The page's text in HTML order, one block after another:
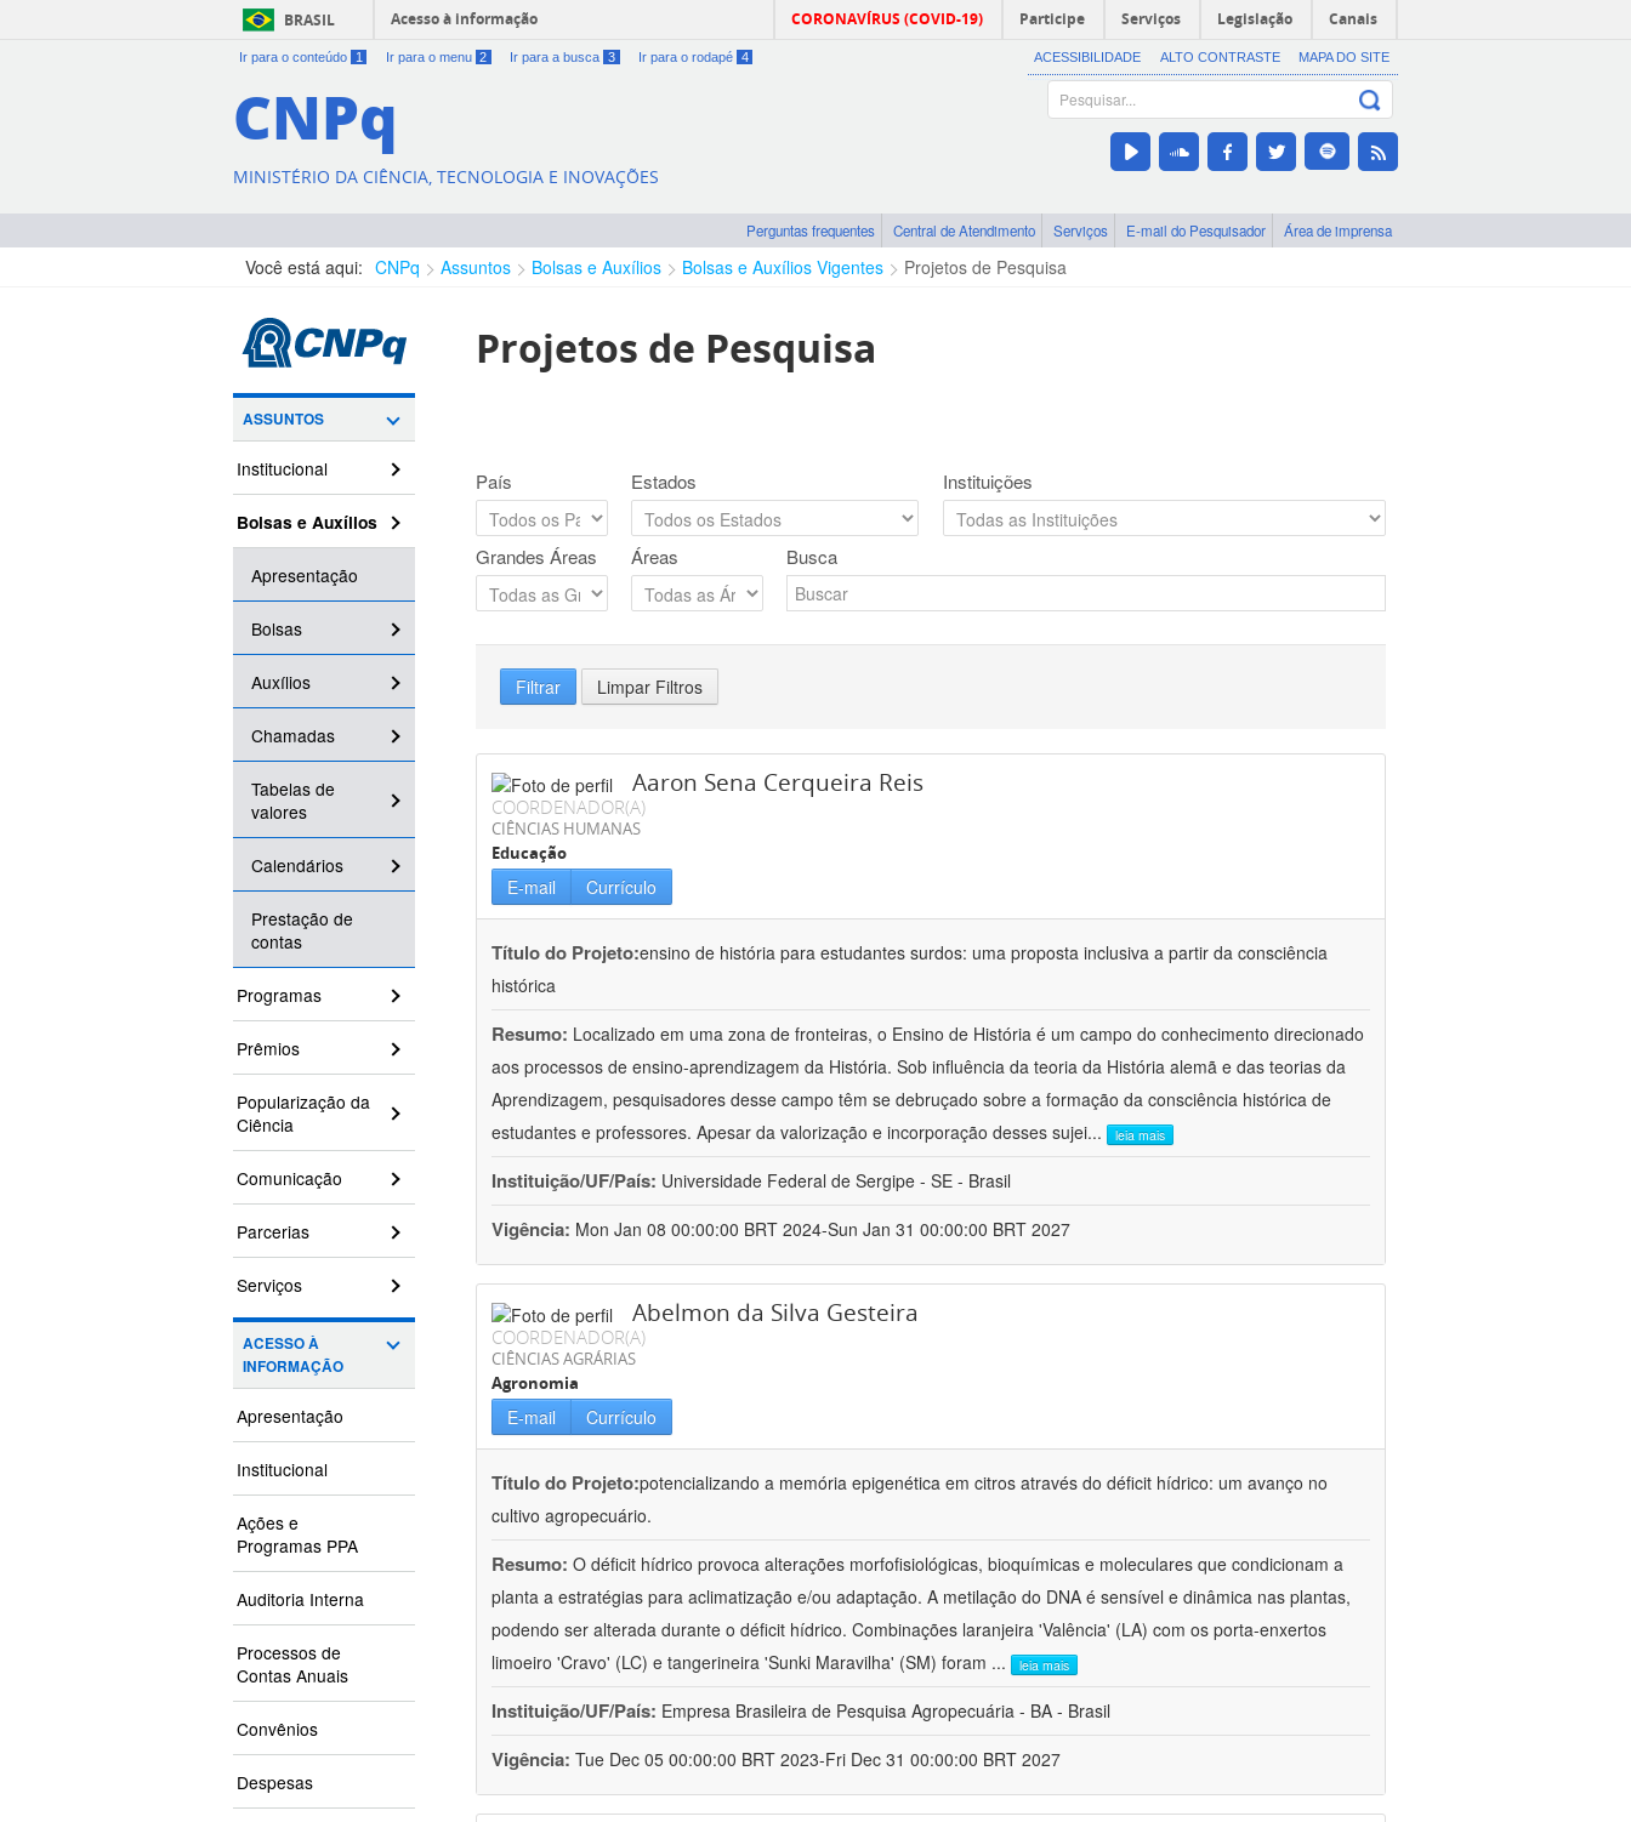
BRASIL Acesso à informação CORONAVÍRUS (COVID-19) Participe Serviços Legislação Canais
Ir para o conteúdo 1 Ir para o menu 2 Ir para a busca 3 Ir para o rodapé 4 ACESSIBILIDADE ALTO CONTRASTE MAPA DO SITE
CNPq
MINISTÉRIO DA CIÊNCIA, TECNOLOGIA E INOVAÇÕES
Perguntas frequentes Central de Atendimento Serviços E-mail do Pesquisador Área de imprensa
Você está aqui: CNPq Assuntos Bolsas e Auxílios Bolsas e Auxílios Vigentes Projetos de Pesquisa
ASSUNTOS
Institucional
Bolsas e Auxílios
Apresentação
Bolsas
Auxílios
Chamadas
Tabelas de
valores
Calendários
Prestação de
contas
Programas
Prêmios
Popularização da
Ciência
Comunicação
Parcerias
Serviços
ACESSO À
INFORMAÇÃO
Apresentação
Institucional
Ações e
Programas PPA
Auditoria Interna
Processos de
Contas Anuais
Convênios
Despesas
Projetos de Pesquisa
País Estados Instituições
Grandes Áreas Áreas Busca
Filtrar Limpar Filtros
Aaron Sena Cerqueira Reis
COORDENADOR(A)
CIÊNCIAS HUMANAS
Educação
E-mail Currículo
Título do Projeto:ensino de história para estudantes surdos: uma proposta inclusiva a partir da consciência
histórica
Resumo: Localizado em uma zona de fronteiras, o Ensino de História é um campo do conhecimento direcionado
aos processos de ensino-aprendizagem da História. Sob influência da teoria da História alemã e das teorias da
Aprendizagem, pesquisadores desse campo têm se debruçado sobre a formação da consciência histórica de
estudantes e professores. Apesar da valorização e incorporação desses sujei... leia mais
Instituição/UF/País: Universidade Federal de Sergipe - SE - Brasil
Vigência: Mon Jan 08 00:00:00 BRT 2024-Sun Jan 31 00:00:00 BRT 2027
Abelmon da Silva Gesteira
COORDENADOR(A)
CIÊNCIAS AGRÁRIAS
Agronomia
E-mail Currículo
Título do Projeto:potencializando a memória epigenética em citros através do déficit hídrico: um avanço no
cultivo agropecuário.
Resumo: O déficit hídrico provoca alterações morfofisiológicas, bioquímicas e moleculares que condicionam a
planta a estratégias para aclimatização e/ou adaptação. A metilação do DNA é sensível e dinâmica nas plantas,
podendo ser alterada durante o déficit hídrico. Combinações laranjeira 'Valência' (LA) com os porta-enxertos
limoeiro 'Cravo' (LC) e tangerineira 'Sunki Maravilha' (SM) foram ... leia mais
Instituição/UF/País: Empresa Brasileira de Pesquisa Agropecuária - BA - Brasil
Vigência: Tue Dec 05 00:00:00 BRT 2023-Fri Dec 31 00:00:00 BRT 2027